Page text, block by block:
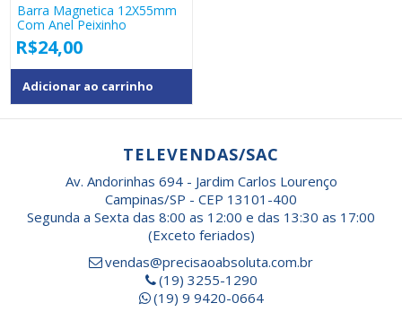
Barra Magnetica 12X55mm
Com Anel Peixinho
R$24,00
Adicionar ao carrinho
TELEVENDAS/SAC
Av. Andorinhas 694 - Jardim Carlos Lourenço
Campinas/SP - CEP 13101-400
Segunda a Sexta das 8:00 as 12:00 e das 13:30 as 17:00
(Exceto feriados)
vendas@precisaoabsoluta.com.br
(19) 3255-1290
(19) 9 9420-0664